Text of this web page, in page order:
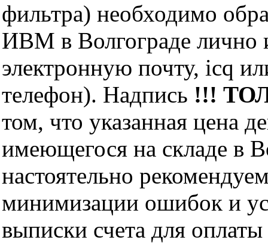
фильтра) необходимо
ИВМ в Волгограде лично
электронную почту, icq
телефон). Надпись !!!
том, что указанная цена
имеющегося на складе в
настоятельно
минимизации ошибок и
выписки счета для